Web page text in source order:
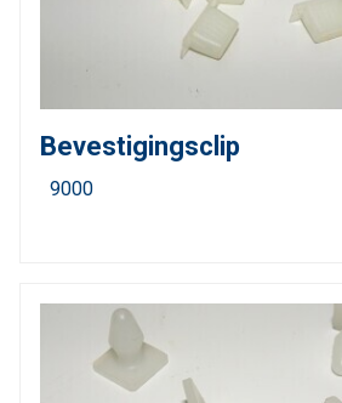
Bevestigingsclip
9000